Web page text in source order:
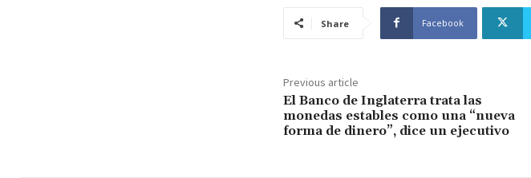
Share Facebook
Previous article
El Banco de Inglaterra trata las
monedas estables como una “nueva
forma de dinero”, dice un ejecutivo